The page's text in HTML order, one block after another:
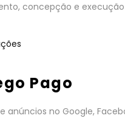
concepção e
Pago
anúncios no Google,